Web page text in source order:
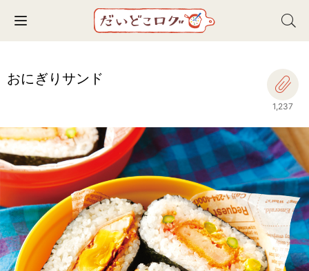
Toggle navigation
おにぎりサンド
1,237